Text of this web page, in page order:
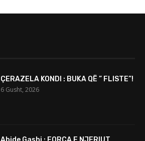
ÇERAZELA KONDI : BUKA QË ” FLISTE”!
6 Gusht, 2026